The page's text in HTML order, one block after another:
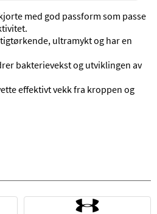
med god passform som passe
ultramykt og har en
bakterievekst og utviklingen av
effektivt vekk fra kroppen og